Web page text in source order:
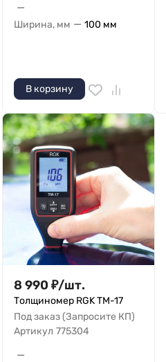
—
Ширина, мм — 100 мм
В корзину
8 990 ₽/шт.
Толщиномер RGK TM-17
Под заказ (Запросите КП)
Артикул 775304
—